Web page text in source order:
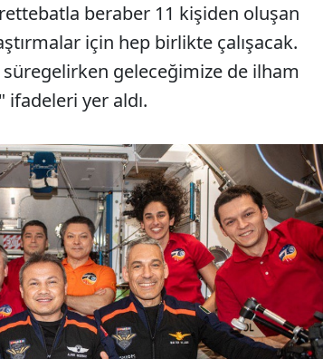
beraber 11 kişiden oluşan
için hep birlikte çalışacak.
geleceğimize de ilham
ifadeleri yer aldı.